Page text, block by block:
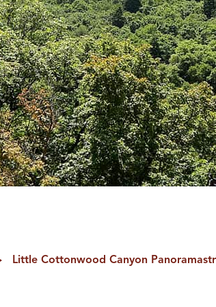
Little Cottonwood Canyon